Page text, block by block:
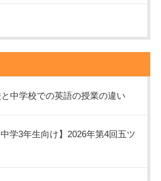
中学校での英語の授業の違い
中学3年生向け】2026年第4回五ツ